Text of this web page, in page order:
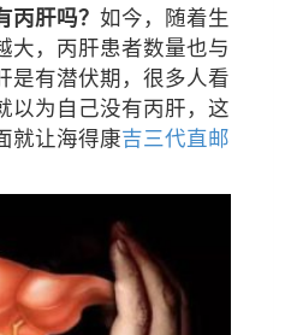
肝吗？ 如今，随着生
大，丙肝患者数量也与
是有潜伏期，很多人看
以为自己没有丙肝，这
就让海得康吉三代直邮